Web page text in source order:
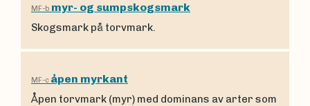
MF-b myr- og sumpskogsmark
Skogsmark på torvmark.
MF-c åpen myrkant
Åpen torvmark (myr) med dominans av arter som